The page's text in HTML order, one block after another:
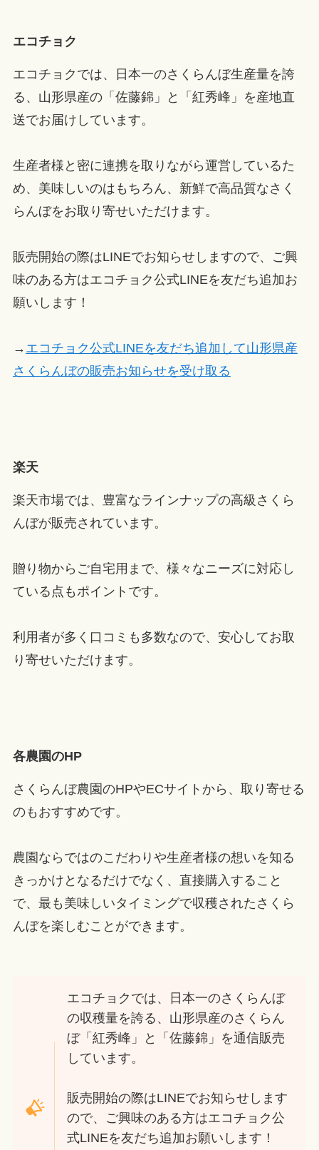
エコチョク
エコチョクでは、日本一のさくらんぼ生産量を誇
る、山形県産の「佐藤錦」と「紅秀峰」を産地直
送でお届けしています。
生産者様と密に連携を取りながら運営しているた
め、美味しいのはもちろん、新鮮で高品質なさく
らんぼをお取り寄せいただけます。
販売開始の際はLINEでお知らせしますので、ご興
味のある方はエコチョク公式LINEを友だち追加お
願いします！
→ エコチョク公式LINEを友だち追加して山形県産
さくらんぼの販売お知らせを受け取る
楽天
楽天市場では、豊富なラインナップの高級さくら
んぼが販売されています。
贈り物からご自宅用まで、様々なニーズに対応し
ている点もポイントです。
利用者が多く口コミも多数なので、安心してお取
り寄せいただけます。
各農園のHP
さくらんぼ農園のHPやECサイトから、取り寄せる
のもおすすめです。
農園ならではのこだわりや生産者様の想いを知る
きっかけとなるだけでなく、直接購入すること
で、最も美味しいタイミングで収穫されたさくら
んぼを楽しむことができます。
エコチョクでは、日本一のさくらんぼ
の収穫量を誇る、山形県産のさくらん
ぼ「紅秀峰」と「佐藤錦」を通信販売
しています。
販売開始の際はLINEでお知らせします
ので、ご興味のある方はエコチョク公
式LINEを友だち追加お願いします！